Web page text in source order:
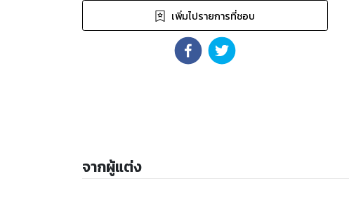
เพิ่มไปรายการที่ชอบ
จากผู้แต่ง